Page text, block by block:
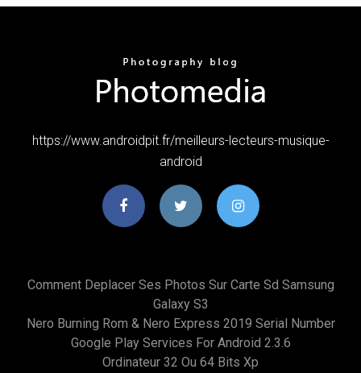
https://www.androidpit.fr/meilleurs-lecteurs-musique-
android
Comment Deplacer Ses Photos Sur Carte Sd Samsung
Galaxy S3
Nero Burning Rom & Nero Express 2019 Serial Number
Google Play Services For Android 2.3.6
Ordinateur 32 Ou 64 Bits Xp